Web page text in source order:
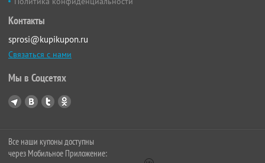
Контакты
sprosi@kupikupon.ru
Связаться с нами
Мы в Соцсетях
Все наши купоны доступны
через Мобильное Приложение: